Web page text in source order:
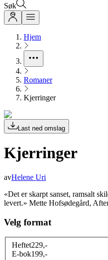
Søk
Hjem
Romaner
Kjerringer
Last ned omslag
Kjerringer
avHelene Uri
«Det er skarpt sanset, ramsalt
levert.» Mette Hofsødegård,
Velg format
Heftet229,-
E-bok199,-